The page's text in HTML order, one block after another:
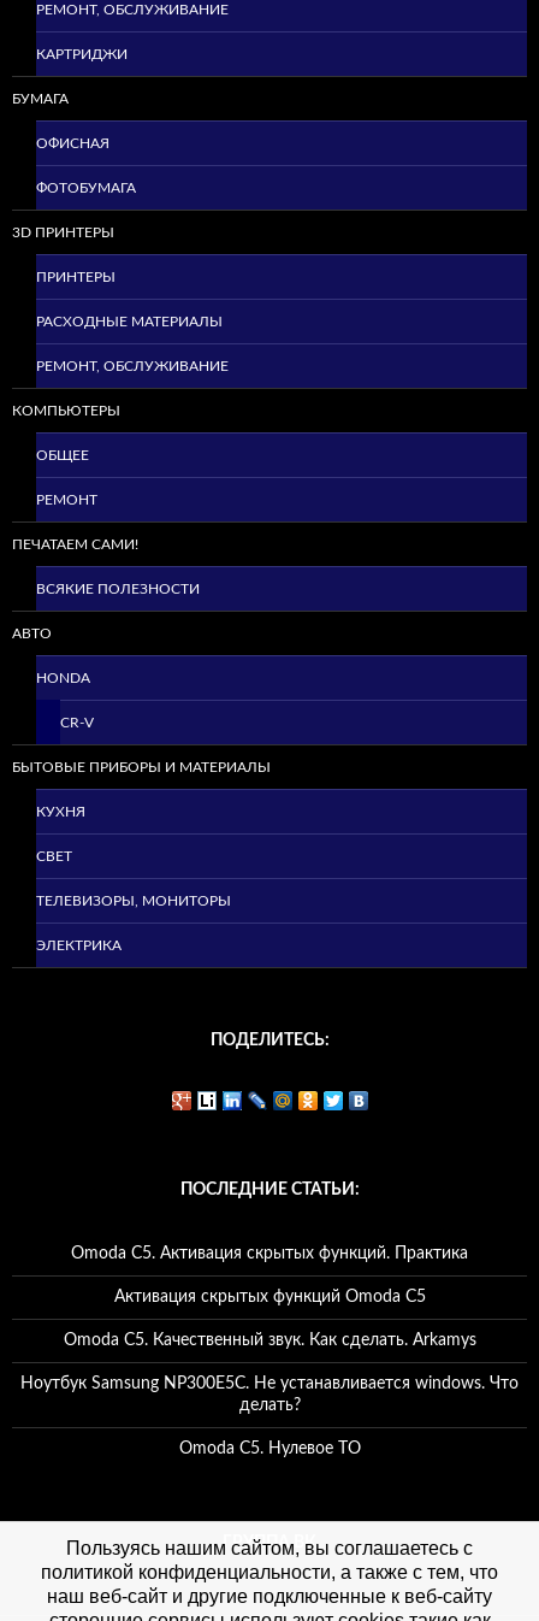
РЕМОНТ, ОБСЛУЖИВАНИЕ
КАРТРИДЖИ
БУМАГА
ОФИСНАЯ
ФОТОБУМАГА
3D ПРИНТЕРЫ
ПРИНТЕРЫ
РАСХОДНЫЕ МАТЕРИАЛЫ
РЕМОНТ, ОБСЛУЖИВАНИЕ
КОМПЬЮТЕРЫ
ОБЩЕЕ
РЕМОНТ
ПЕЧАТАЕМ САМИ!
ВСЯКИЕ ПОЛЕЗНОСТИ
АВТО
HONDA
CR-V
БЫТОВЫЕ ПРИБОРЫ И МАТЕРИАЛЫ
КУХНЯ
СВЕТ
ТЕЛЕВИЗОРЫ, МОНИТОРЫ
ЭЛЕКТРИКА
ПОДЕЛИТЕСЬ:
ПОСЛЕДНИЕ СТАТЬИ:
Omoda C5. Активация скрытых функций. Практика
Активация скрытых функций Omoda C5
Omoda C5. Качественный звук. Как сделать. Arkamys
Ноутбук Samsung NP300E5C. Не устанавливается windows. Что
делать?
Omoda C5. Нулевое ТО
ГРУППА ВК
Пользуясь нашим сайтом, вы соглашаетесь с
политикой конфиденциальности, а также с тем, что
наш веб-сайт и другие подключенные к веб-сайту